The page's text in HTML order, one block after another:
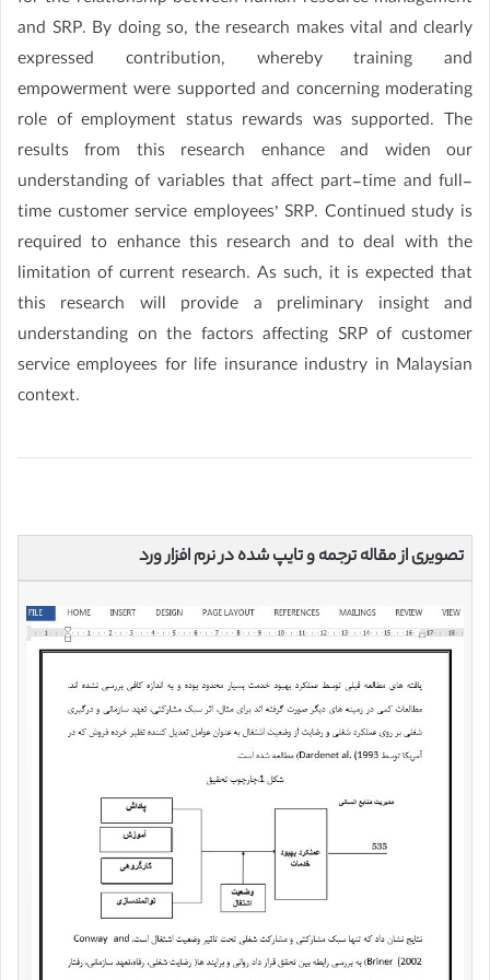
and SRP. By doing so, the research makes vital and clearly
expressed contribution, whereby training and
empowerment were supported and concerning moderating
role of employment status rewards was supported. The
results from this research enhance and widen our
understanding of variables that affect part-time and full-
time customer service employees’ SRP. Continued study is
required to enhance this research and to deal with the
limitation of current research. As such, it is expected that
this research will provide a preliminary insight and
understanding on the factors affecting SRP of customer
service employees for life insurance industry in Malaysian
context.
تصویری از مقاله ترجمه و تایپ شده در نرم افزار ورد